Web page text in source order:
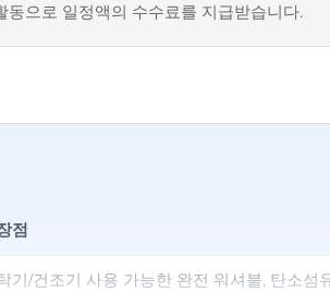
동으로 일정액의 수수료를 지급받습니다.
점
기/건조기 사용 가능한 완전 워셔블, 탄소섬